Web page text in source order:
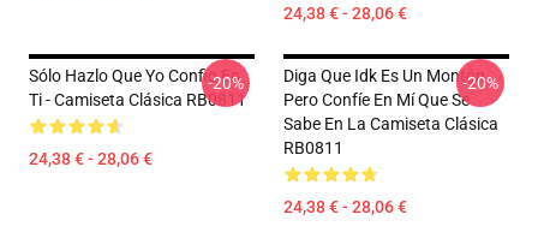
24,38 € - 28,06 €
Sólo Hazlo Que Yo Confio En
Ti - Camiseta Clásica RB0811
24,38 € - 28,06 €
-20%
Diga Que Idk Es Un Montón
Pero Confíe En Mí Que Se
Sabe En La Camiseta Clásica
RB0811
24,38 € - 28,06 €
-20%